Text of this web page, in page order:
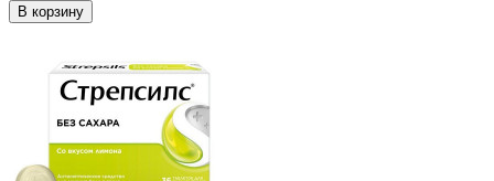
В корзину